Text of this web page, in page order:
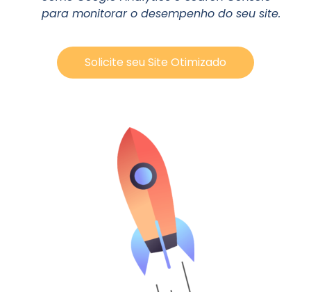
para monitorar o desempenho do seu site.
Solicite seu Site Otimizado